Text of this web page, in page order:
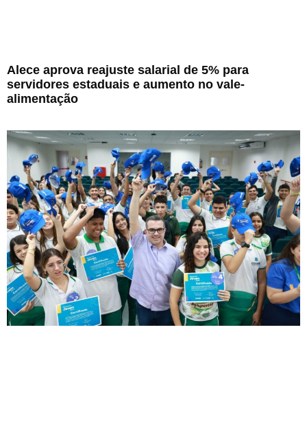
Alece aprova reajuste salarial de 5% para
servidores estaduais e aumento no vale-
alimentação